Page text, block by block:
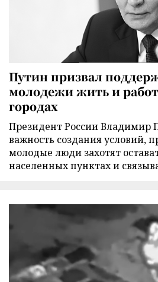
Путин призвал
молодежи жить и
городах
Президент России Владимир
важность создания условий,
молодые люди захотят
населенных пунктах и